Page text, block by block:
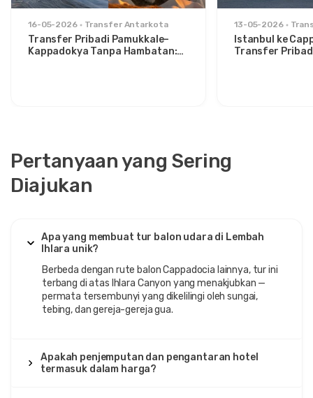
16-05-2026 Transfer Antarkota
Transfer Pribadi Pamukkale–
Kappadokya Tanpa Hambatan:
13-05-2026
Istanbul ke
Transfer
Pertanyaan yang Sering
Diajukan
Apa yang membuat tur balon udara di Lembah
Ihlara unik?
Berbeda dengan rute balon Cappadocia lainnya, tur ini
terbang di atas Ihlara Canyon yang menakjubkan —
permata tersembunyi yang dikelilingi oleh sungai,
tebing, dan gereja-gereja gua.
Apakah penjemputan dan pengantaran hotel
termasuk dalam harga?